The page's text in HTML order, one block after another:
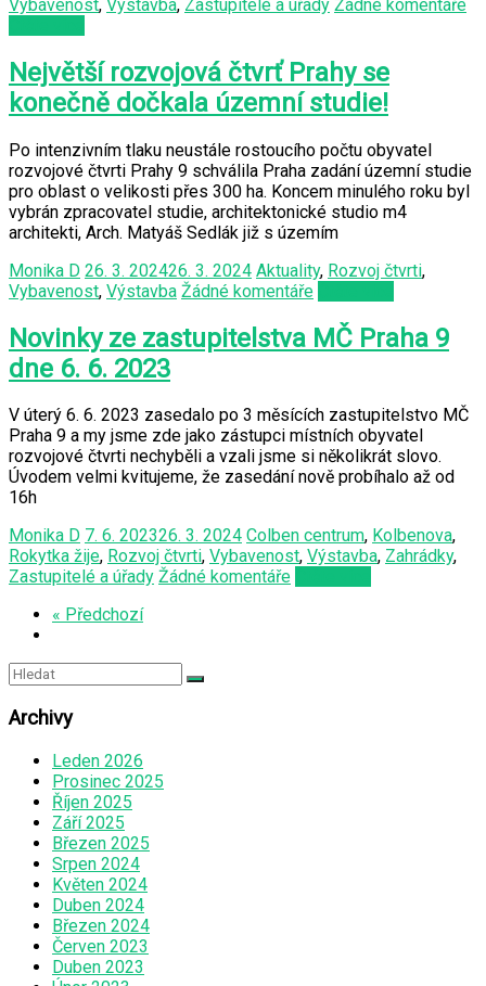
Vybavenost, Výstavba, Zastupitelé a úřady Žádné komentáře
Největší rozvojová čtvrť Prahy se
konečně dočkala územní studie!
Po intenzivním tlaku neustále rostoucího počtu obyvatel
rozvojové čtvrti Prahy 9 schválila Praha zadání územní studie
pro oblast o velikosti přes 300 ha. Koncem minulého roku byl
vybrán zpracovatel studie, architektonické studio m4
architekti, Arch. Matyáš Sedlák již s územím
Monika D 26. 3. 202426. 3. 2024 Aktuality, Rozvoj čtvrti,
Vybavenost, Výstavba Žádné komentáře
Novinky ze zastupitelstva MČ Praha 9
dne 6. 6. 2023
V úterý 6. 6. 2023 zasedalo po 3 měsících zastupitelstvo MČ
Praha 9 a my jsme zde jako zástupci místních obyvatel
rozvojové čtvrti nechyběli a vzali jsme si několikrát slovo.
Úvodem velmi kvitujeme, že zasedání nově probíhalo až od
16h
Monika D 7. 6. 202326. 3. 2024 Colben centrum, Kolbenova,
Rokytka žije, Rozvoj čtvrti, Vybavenost, Výstavba, Zahrádky,
Zastupitelé a úřady Žádné komentáře
« Předchozí
Archivy
Leden 2026
Prosinec 2025
Říjen 2025
Září 2025
Březen 2025
Srpen 2024
Květen 2024
Duben 2024
Březen 2024
Červen 2023
Duben 2023